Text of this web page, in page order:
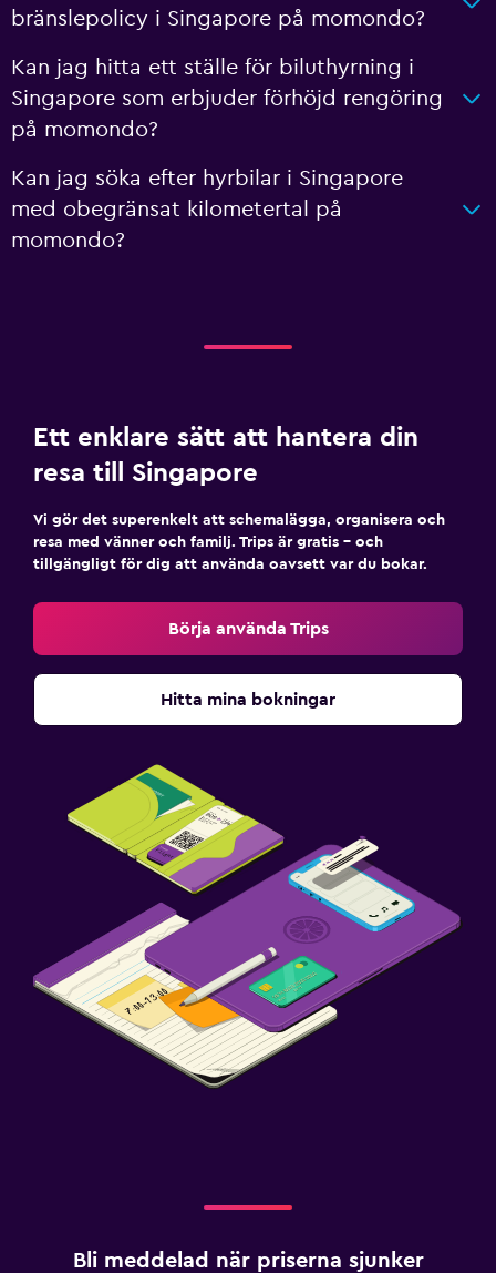
bränslepolicy i Singapore på momondo?
Kan jag hitta ett ställe för biluthyrning i
Singapore som erbjuder förhöjd rengöring
på momondo?
Kan jag söka efter hyrbilar i Singapore
med obegränsat kilometertal på
momondo?
Ett enklare sätt att hantera din
resa till Singapore
Vi gör det superenkelt att schemalägga, organisera och
resa med vänner och familj. Trips är gratis – och
tillgängligt för dig att använda oavsett var du bokar.
Börja använda Trips
Hitta mina bokningar
Bli meddelad när priserna sjunker